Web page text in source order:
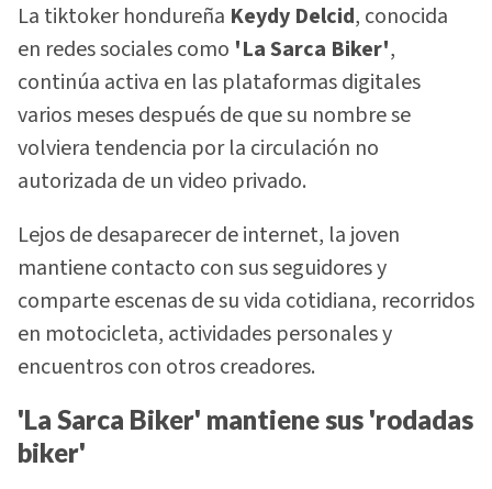
La tiktoker hondureña Keydy Delcid, conocida
en redes sociales como 'La Sarca Biker',
continúa activa en las plataformas digitales
varios meses después de que su nombre se
volviera tendencia por la circulación no
autorizada de un video privado.
Lejos de desaparecer de internet, la joven
mantiene contacto con sus seguidores y
comparte escenas de su vida cotidiana, recorridos
en motocicleta, actividades personales y
encuentros con otros creadores.
'La Sarca Biker' mantiene sus 'rodadas
biker'